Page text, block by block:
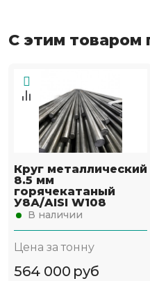
С этим товаром
Круг металлический
8.5 мм
горячекатаный
У8А/AISI W108
В наличии
Цена за тонну
564 000 руб